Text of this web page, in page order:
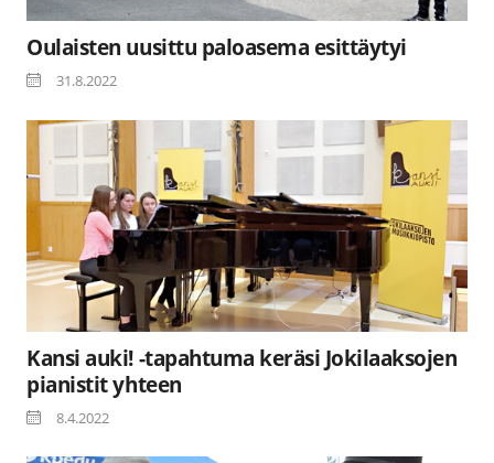
Oulaisten uusittu paloasema esittäytyi
31.8.2022
Kansi auki! -tapahtuma keräsi Jokilaaksojen
pianistit yhteen
8.4.2022